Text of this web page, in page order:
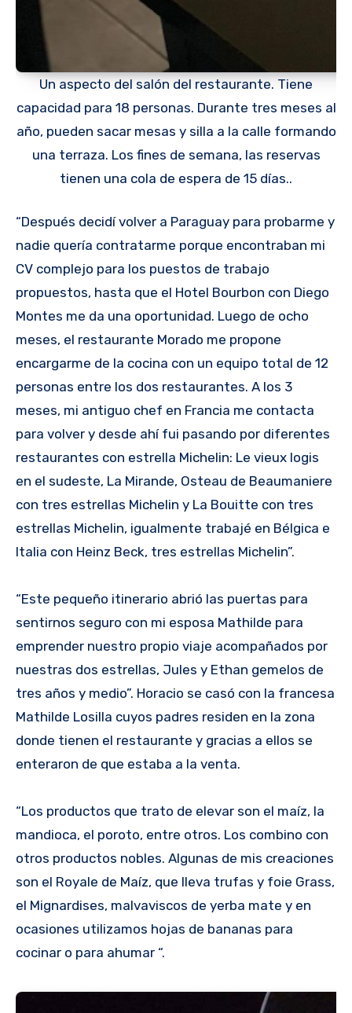
Un aspecto del salón del restaurante. Tiene
capacidad para 18 personas. Durante tres meses al
año, pueden sacar mesas y silla a la calle formando
una terraza. Los fines de semana, las reservas
tienen una cola de espera de 15 días..
“Después decidí volver a Paraguay para probarme y
nadie quería contratarme porque encontraban mi
CV complejo para los puestos de trabajo
propuestos, hasta que el Hotel Bourbon con Diego
Montes me da una oportunidad. Luego de ocho
meses, el restaurante Morado me propone
encargarme de la cocina con un equipo total de 12
personas entre los dos restaurantes. A los 3
meses, mi antiguo chef en Francia me contacta
para volver y desde ahí fui pasando por diferentes
restaurantes con estrella Michelin: Le vieux logis
en el sudeste, La Mirande, Osteau de Beaumaniere
con tres estrellas Michelin y La Bouitte con tres
estrellas Michelin, igualmente trabajé en Bélgica e
Italia con Heinz Beck, tres estrellas Michelin”.
“Este pequeño itinerario abrió las puertas para
sentirnos seguro con mi esposa Mathilde para
emprender nuestro propio viaje acompañados por
nuestras dos estrellas, Jules y Ethan gemelos de
tres años y medio”. Horacio se casó con la francesa
Mathilde Losilla cuyos padres residen en la zona
donde tienen el restaurante y gracias a ellos se
enteraron de que estaba a la venta.
“Los productos que trato de elevar son el maíz, la
mandioca, el poroto, entre otros. Los combino con
otros productos nobles. Algunas de mis creaciones
son el Royale de Maíz, que lleva trufas y foie Grass,
el Mignardises, malvaviscos de yerba mate y en
ocasiones utilizamos hojas de bananas para
cocinar o para ahumar “.